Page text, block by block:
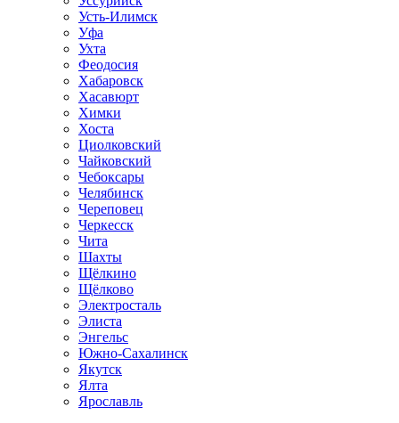
Усть-Илимск
Уфа
Ухта
Феодосия
Хабаровск
Хасавюрт
Химки
Хоста
Циолковский
Чайковский
Чебоксары
Челябинск
Череповец
Черкесск
Чита
Шахты
Щёлкино
Щёлково
Электросталь
Элиста
Энгельс
Южно-Сахалинск
Якутск
Ялта
Ярославль